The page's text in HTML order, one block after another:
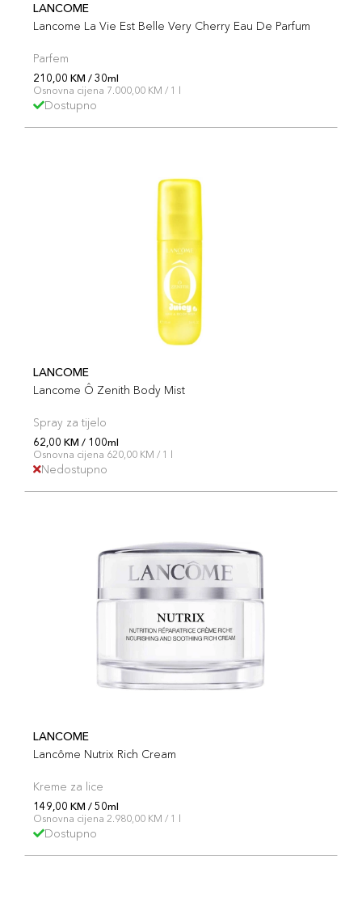
LANCOME
Lancome La Vie Est Belle Very Cherry Eau De Parfum
Parfem
210,00 KM / 30ml
Osnovna cijena 7.000,00 KM / 1 l
Dostupno
LANCOME
Lancome Ô Zenith Body Mist
Spray za tijelo
62,00 KM / 100ml
Osnovna cijena 620,00 KM / 1 l
Nedostupno
LANCOME
Lancôme Nutrix Rich Cream
Kreme za lice
149,00 KM / 50ml
Osnovna cijena 2.980,00 KM / 1 l
Dostupno